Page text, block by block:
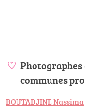
Photographes
communes
BOUTADJINE Nassima